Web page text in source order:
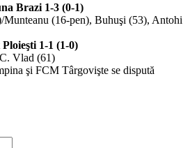
Brazi 1-3 (0-1)
(16-pen), Buhuşi (53), Antohi
1-1 (1-0)
Vlad (61)
şi FCM Târgovişte se dispută